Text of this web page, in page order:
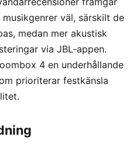
väl, särskilt de
medan mer akustisk
via JBL-appen.
4 en underhållande
prioriterar festkänsla